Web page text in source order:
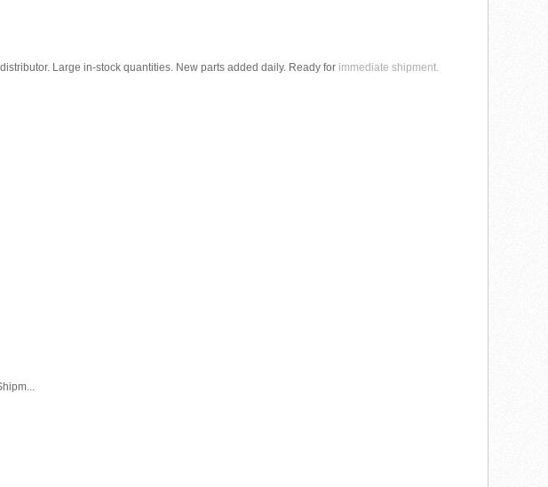
Large in-stock quantities. New parts added daily. Ready for immediate shipment.